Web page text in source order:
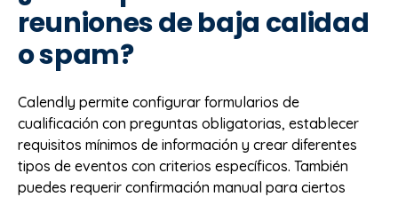
reuniones de baja calidad
o spam?
Calendly permite configurar formularios de
cualificación con preguntas obligatorias, establecer
requisitos mínimos de información y crear diferentes
tipos de eventos con criterios específicos. También
puedes requerir confirmación manual para ciertos